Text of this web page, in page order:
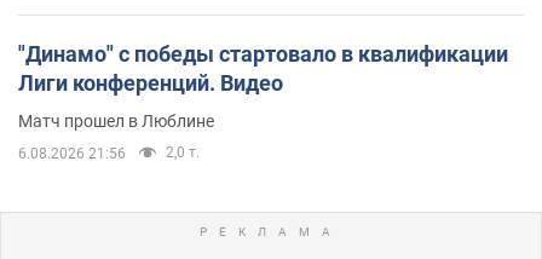
"Динамо" с победы стартовало в квалификации
Лиги конференций. Видео
Матч прошел в Люблине
6.08.2026 21:56 2,0 т.